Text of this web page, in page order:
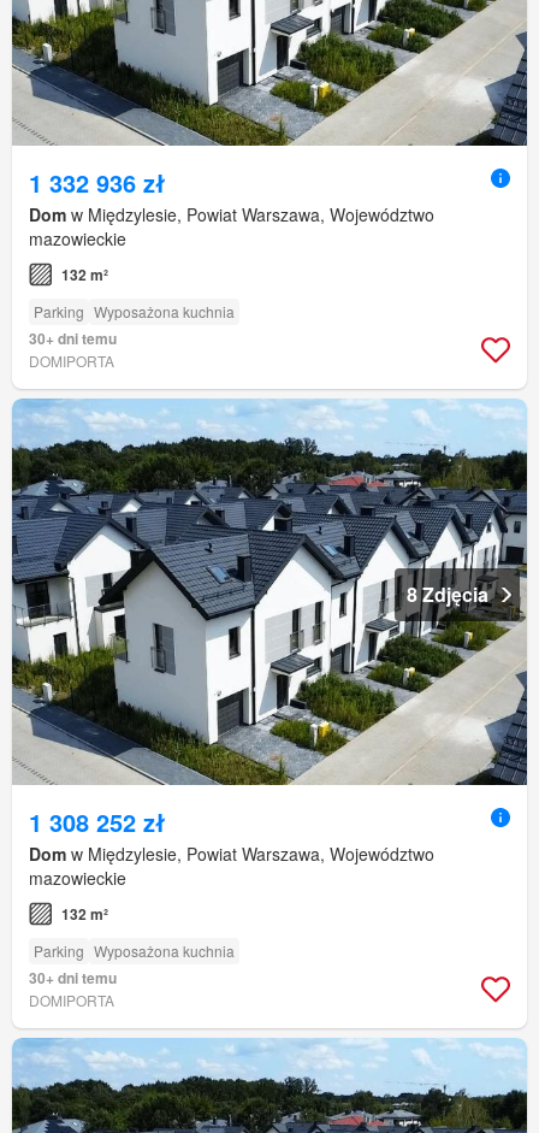
1 332 936 zł
Dom w Międzylesie, Powiat Warszawa, Województwo
mazowieckie
132 m²
Parking Wyposażona kuchnia
30+ dni temu
DOMIPORTA
8 Zdjęcia
1 308 252 zł
Dom w Międzylesie, Powiat Warszawa, Województwo
mazowieckie
132 m²
Parking Wyposażona kuchnia
30+ dni temu
DOMIPORTA